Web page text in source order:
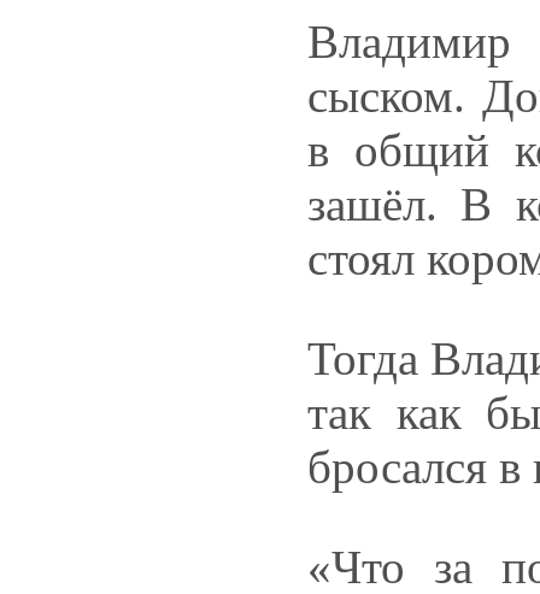
сыском.
в общий
зашёл. В
стоял
Тогда
так как
бросался
«Что за